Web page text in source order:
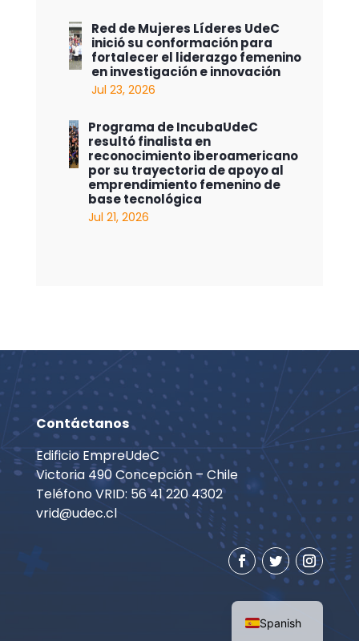
Red de Mujeres Líderes UdeC
inició su conformación para
fortalecer el liderazgo femenino
en investigación e innovación
Jul 23, 2026
Programa de IncubaUdeC
resultó finalista en
reconocimiento iberoamericano
por su trayectoria de apoyo al
emprendimiento femenino de
base tecnológica
Jul 21, 2026
Contáctanos
Edificio EmpreUdeC
Victoria 490 Concepción – Chile
Teléfono VRID: 56 41 220 4302
vrid@udec.cl
Spanish